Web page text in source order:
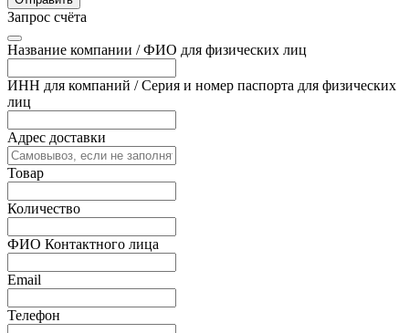
Запрос счёта
Название компании / ФИО для физических лиц
ИНН для компаний / Серия и номер паспорта для физических
лиц
Адрес доставки
Товар
Количество
ФИО Контактного лица
Email
Телефон